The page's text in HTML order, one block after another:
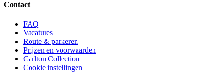
Contact
FAQ
Vacatures
Route & parkeren
Prijzen en voorwaarden
Carlton Collection
Cookie instellingen